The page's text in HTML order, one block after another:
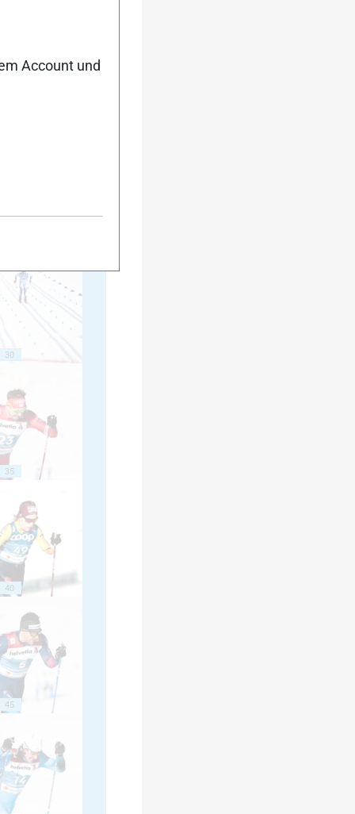
30
35
40
45
Account und